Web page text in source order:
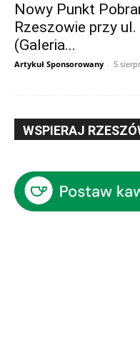
Nowy Punkt
Rzeszowie przy
(Galeria...
Artykuł Sponsorowany - 5
WSPIERAJ